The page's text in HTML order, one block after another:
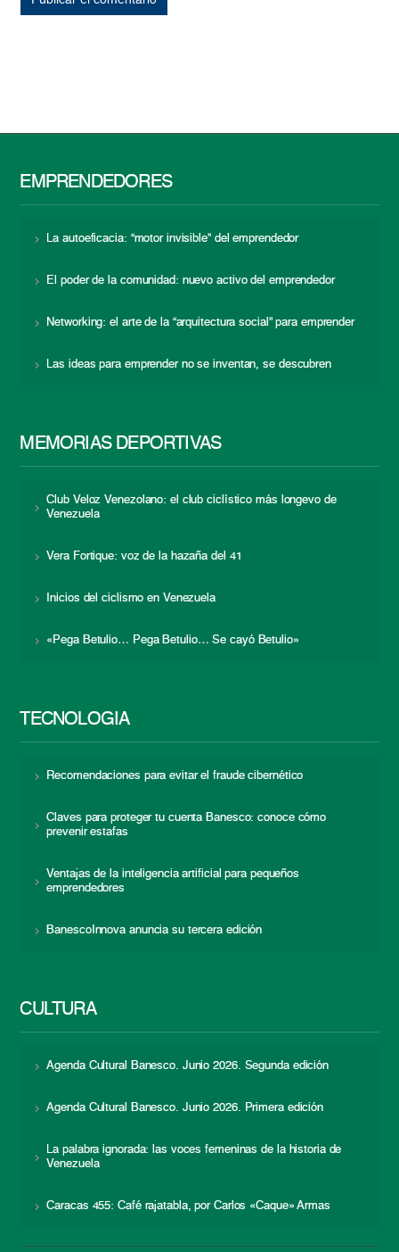
EMPRENDEDORES
La autoeficacia: “motor invisible” del emprendedor
El poder de la comunidad: nuevo activo del emprendedor
Networking: el arte de la “arquitectura social” para emprender
Las ideas para emprender no se inventan, se descubren
MEMORIAS DEPORTIVAS
Club Veloz Venezolano: el club ciclístico más longevo de
Venezuela
Vera Fortique: voz de la hazaña del 41
Inicios del ciclismo en Venezuela
«Pega Betulio… Pega Betulio… Se cayó Betulio»
TECNOLOGÍA
Recomendaciones para evitar el fraude cibernético
Claves para proteger tu cuenta Banesco: conoce cómo
prevenir estafas
Ventajas de la inteligencia artificial para pequeños
emprendedores
BanescoInnova anuncia su tercera edición
CULTURA
Agenda Cultural Banesco. Junio 2026. Segunda edición
Agenda Cultural Banesco. Junio 2026. Primera edición
La palabra ignorada: las voces femeninas de la historia de
Venezuela
Caracas 455: Café rajatabla, por Carlos «Caque» Armas